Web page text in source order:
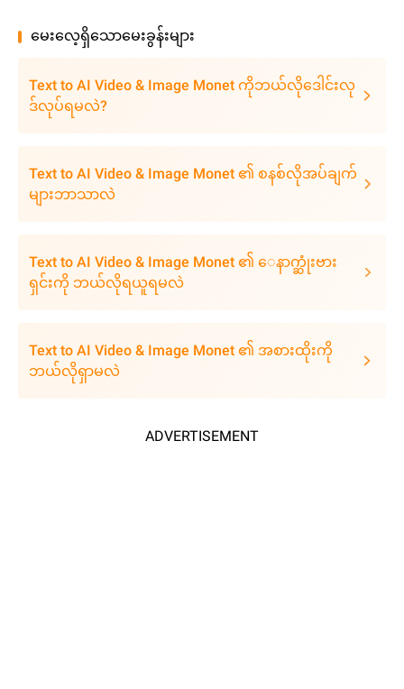
မေးလေ့ရှိသောမေးခွန်းများ
Text to AI Video & Image Monet ကိုဘယ်လိုဒေါင်းလု
ဒ်လုပ်ရမလဲ?
Text to AI Video & Image Monet ၏ စနစ်လိုအပ်ချက်
များဘာသာလဲ
Text to AI Video & Image Monet ၏ ေနာက္ဆုံးဗား
ရှင်းကို ဘယ်လိုရယူရမလဲ
Text to AI Video & Image Monet ၏ အစားထိုးကို
ဘယ်လိုရှာမလဲ
ADVERTISEMENT